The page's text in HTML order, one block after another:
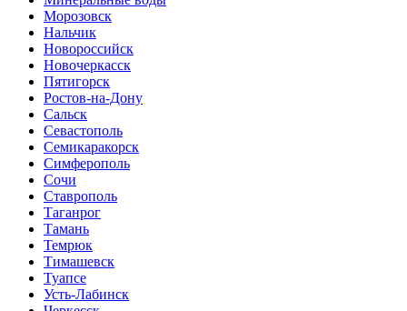
Морозовск
Нальчик
Новороссийск
Новочеркасск
Пятигорск
Ростов-на-Дону
Сальск
Севастополь
Семикаракорск
Симферополь
Сочи
Ставрополь
Таганрог
Тамань
Темрюк
Тимашевск
Туапсе
Усть-Лабинск